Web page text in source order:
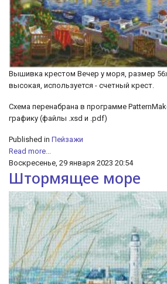
Вышивка крестом Вечер у моря, размер
высокая, используется - счетный крест.
Cхема перенабрана в программе
графику (файлы .xsd и .pdf)
Published in Пейзажи
Read more...
Воскресенье, 29 января 2023 20:54
Штормящее море